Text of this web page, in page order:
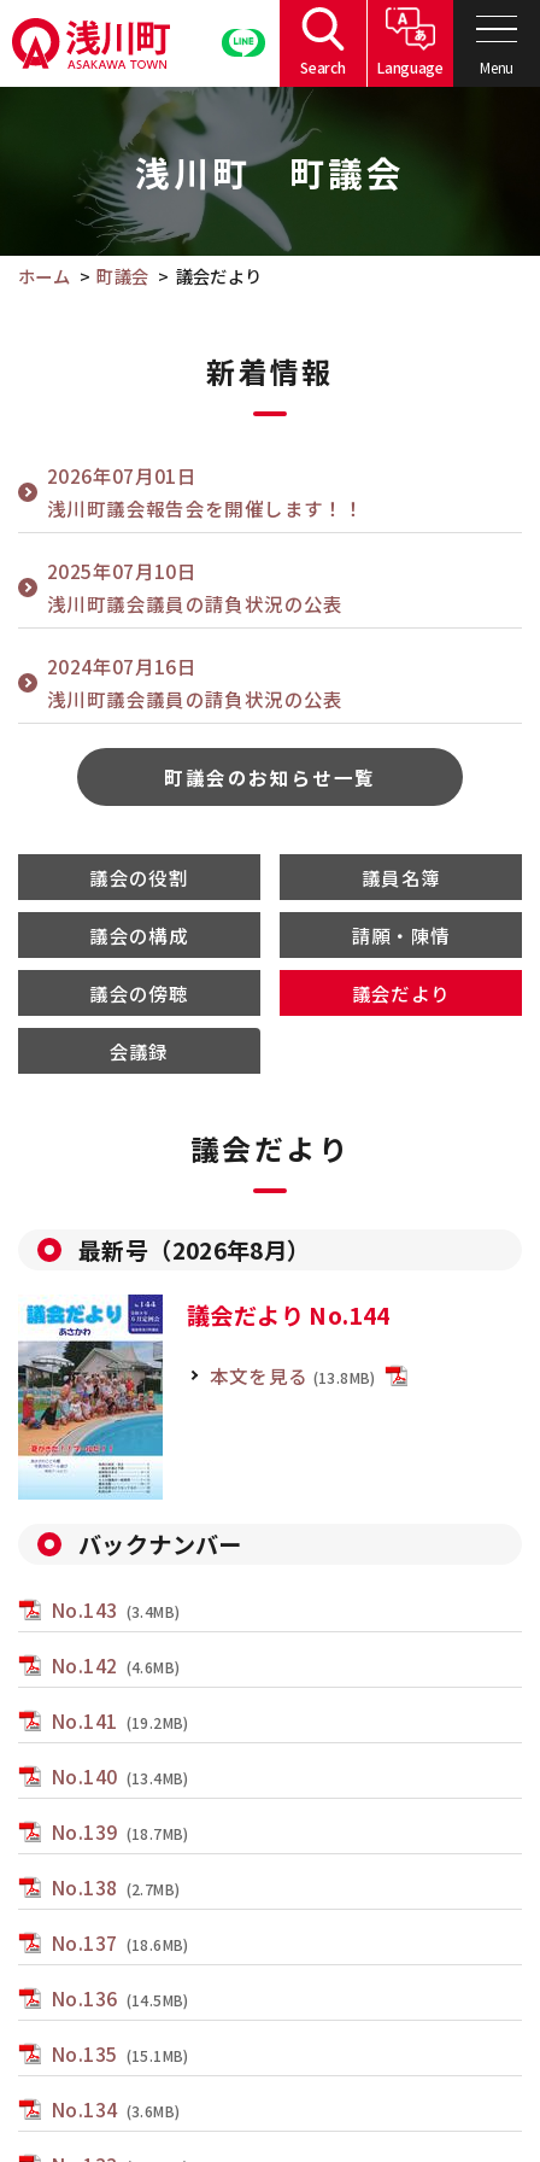
の
ペ
へ
Search Language Menu
文
浅川町 町議会
ホーム 町議会 議会だより
新着情報
2026年07月01日
浅川町議会報告会を開催します！！
2025年07月10日
浅川町議会議員の請負状況の公表
2024年07月16日
浅川町議会議員の請負状況の公表
町議会のお知らせ一覧
議会の役割 議員名簿
議会の構成 請願・陳情
議会の傍聴 議会だより
会議録
議会だより
最新号（2026年8月）
議会だより No.144
本文を見る (13.8MB)
バックナンバー
No.143 (3.4MB)
No.142 (4.6MB)
No.141 (19.2MB)
No.140 (13.4MB)
No.139 (18.7MB)
No.138 (2.7MB)
No.137 (18.6MB)
No.136 (14.5MB)
No.135 (15.1MB)
No.134 (3.6MB)